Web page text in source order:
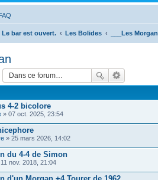
Le bar est ouvert. Les Bolides ___Les Morgan
4-2 bicolore
» 07 oct. 2025, 23:54
» 25 mars 2026, 14:02
du 4-4 de Simon
nov. 2018, 21:04
d'un Morgan +4 Tourer de 1962